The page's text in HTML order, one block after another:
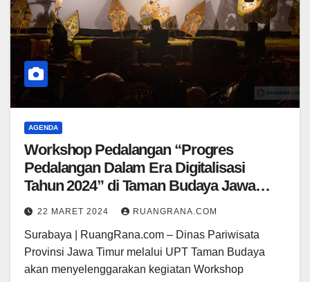
AGENDA
Workshop Pedalangan “Progres
Pedalangan Dalam Era Digitalisasi
Tahun 2024” di Taman Budaya Jawa
Timur
22 MARET 2024 RUANGRANA.COM
Surabaya | RuangRana.com – Dinas Pariwisata
Provinsi Jawa Timur melalui UPT Taman Budaya
akan menyelenggarakan kegiatan Workshop